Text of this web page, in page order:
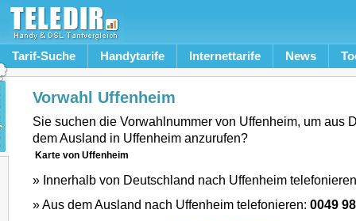
Tarif-Suche Handytarife Internettarife News
Vorwahl Uffenheim
Sie suchen die Vorwahlnummer von Uffenheim, um aus
dem Ausland in Uffenheim anzurufen?
Karte von Uffenheim
» Innerhalb von Deutschland nach Uffenheim
» Aus dem Ausland nach Uffenheim telefonieren: 0049